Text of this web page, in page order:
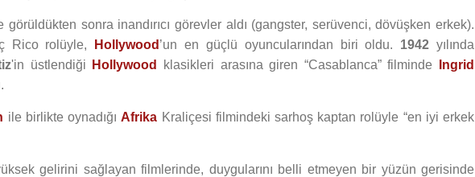
sonra inandırıcı görevler aldı (gangster, serüvenci, dövüşken erkek).
Rico rolüyle, Hollywood ’un en güçlü oyuncularından biri oldu. 1942 yılında
'in üstlendiği Hollywood klasikleri arasına giren “Casablanca” filminde
Ingrid
ile birlikte oynadığıAfrika Kraliçesi filmindeki sarhoş kaptan rolüyle “en iyi erkek
gelirini sağlayan filmlerinde, duygularını belli etmeyen bir yüzün gerisinde